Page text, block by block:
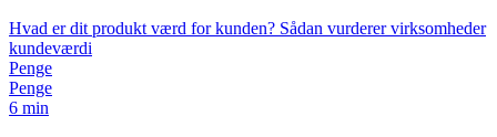
Hvad er dit produkt værd for kunden? Sådan vurderer virksomheder
kundeværdi
Penge
Penge
6 min